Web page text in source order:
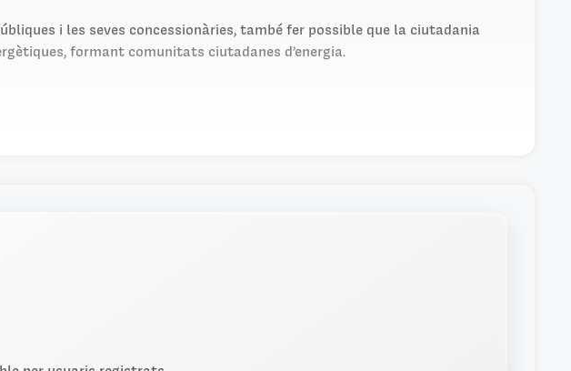
i les seves concessionàries, també fer possible que la ciutadania
formant comunitats ciutadanes d’energia.